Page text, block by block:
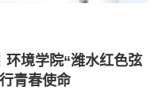
环境学院“潍水红色弦
青春使命